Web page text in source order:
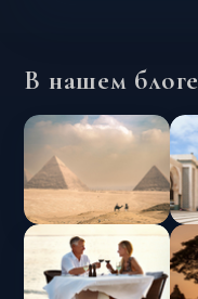
В нашем блоге